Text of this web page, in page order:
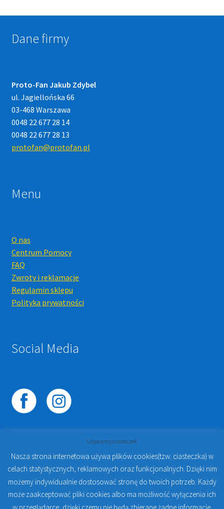
Dane firmy
Proto-Fan Jakub Zdybel
ul. Jagiellońska 66
03-468 Warszawa
0048 22 677 28 14
0048 22 677 28 13
protofan@protofan.pl
Menu
O nas
Centrum Pomocy
FAQ
Zwroty i reklamacje
Regulamin sklepu
Polityka prywatności
Social Media
© 2023PROTO-FAN | Sklep Stomatologiczny Online i
Kursy Online Warszawa- Sklep stomatologiczny w
Warszawie | Jakub Zdybel Proto-Fan
Używamy ciasteczek
Nasza strona internetowa używa plików cookies(tzw. ciasteczka) w
celach statystycznych, reklamowych oraz funkcjonalnych. Dzięki nim
możemy indywidualnie dostosować stronę do twoich potrzeb. Każdy
może zaakceptować pliki cookies albo ma możliwość wyłączenia ich
w przeglądarce, dzięki czemu nie będą zbierane żadne informacje.